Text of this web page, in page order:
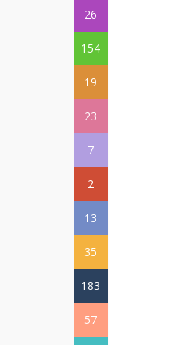
26
154
19
23
7
2
13
35
183
57